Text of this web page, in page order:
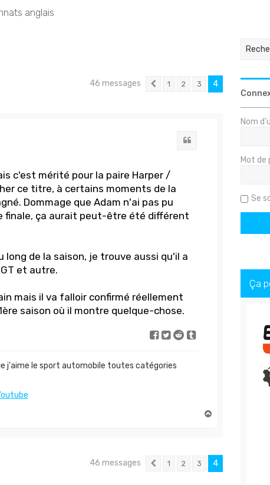
anglais
46 messages Précédent
1 2 3 4
c'est mérité pour la paire Harper /
ce titre, à certains moments de la
Dommage que Adam n'ai pas pu
finale, ça aurait peut-être été différent
de la saison, je trouve aussi qu'il a
et autre.
mais il va falloir confirmé réellement
saison où il montre quelque-chose.
j'aime le sport automobile toutes catégories
46 messages Précédent
1 2 3 4
Nom
Mot de
Se
Ça